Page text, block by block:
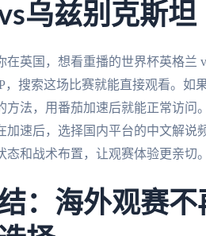
乌兹别克斯坦
在英国，想看重播的世界杯英格兰
，搜索这场比赛就能直接观看。如
方法，用番茄加速后就能正常访问
加速后，选择国内平台的中文解说
态和战术布置，让观赛体验更亲切。
：海外观赛